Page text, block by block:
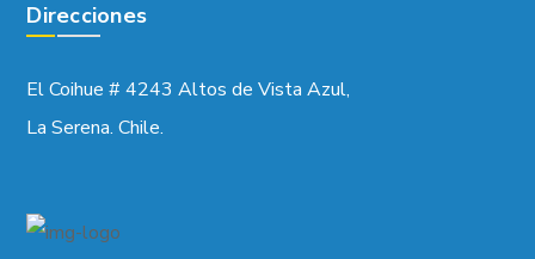
Direcciones
El Coihue # 4243 Altos de Vista Azul,
La Serena. Chile.